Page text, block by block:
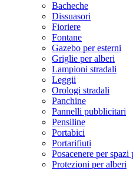
Bacheche
Dissuasori
Fioriere
Fontane
Gazebo per esterni
Griglie per alberi
Lampioni stradali
Leggii
Orologi stradali
Panchine
Pannelli pubblicitari
Pensiline
Portabici
Portarifiuti
Posacenere per spazi
Protezioni per alberi